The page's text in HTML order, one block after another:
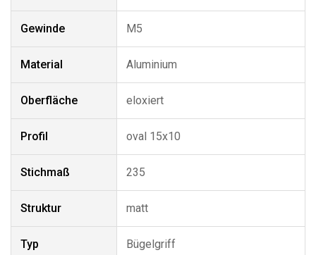
Gewinde M5
Material Aluminium
Oberfläche eloxiert
Profil oval 15x10
Stichmaß 235
Struktur matt
Typ Bügelgriff